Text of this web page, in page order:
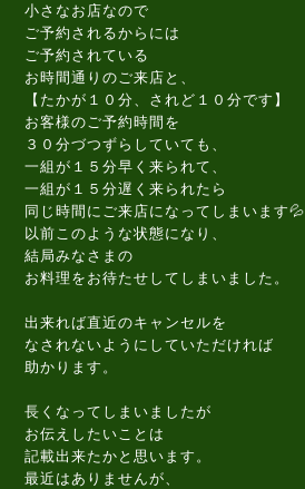
小さなお店なので
ご予約されるからには
ご予約されている
お時間通りのご来店と、
【たかが１０分、されど１０分です】
お客様のご予約時間を
３０分づつずらしていても、
一組が１５分早く来られて、
一組が１５分遅く来られたら
同じ時間にご来店になってしまいます💦
以前このような状態になり、
結局みなさまの
お料理をお待たせしてしまいました。
出来れば直近のキャンセルを
なされないようにしていただければ
助かります。
長くなってしまいましたが
お伝えしたいことは
記載出来たかと思います。
最近はありませんが、